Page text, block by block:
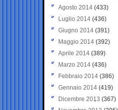
Agosto 2014 (433)
Luglio 2014 (436)
Giugno 2014 (391)
Maggio 2014 (392)
Aprile 2014 (389)
Marzo 2014 (436)
Febbraio 2014 (386)
Gennaio 2014 (419)
Dicembre 2013 (367)